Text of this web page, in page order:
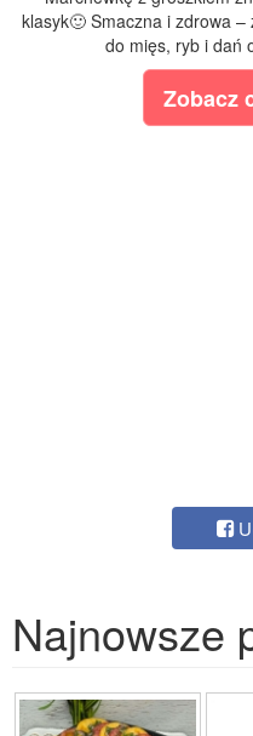
klasyk🙂 Smaczna i zdrowa
do mięs, ryb i dań
Zobacz
Najnowsze